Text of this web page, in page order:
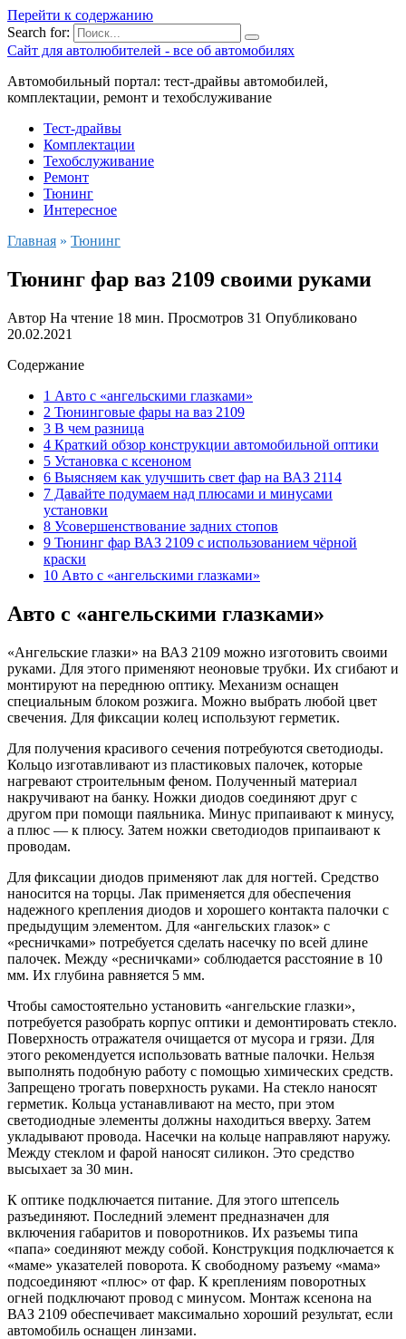
Перейти к содержанию
Search for:
Сайт для автолюбителей - все об автомобилях
Автомобильный портал: тест-драйвы автомобилей,
комплектации, ремонт и техобслуживание
Тест-драйвы
Комплектации
Техобслуживание
Ремонт
Тюнинг
Интересное
Главная » Тюнинг
Тюнинг фар ваз 2109 своими руками
Автор На чтение 18 мин. Просмотров 31 Опубликовано
20.02.2021
Содержание
1 Авто с «ангельскими глазками»
2 Тюнинговые фары на ваз 2109
3 В чем разница
4 Краткий обзор конструкции автомобильной оптики
5 Установка с ксеноном
6 Выясняем как улучшить свет фар на ВАЗ 2114
7 Давайте подумаем над плюсами и минусами
установки
8 Усовершенствование задних стопов
9 Тюнинг фар ВАЗ 2109 с использованием чёрной
краски
10 Авто с «ангельскими глазками»
Авто с «ангельскими глазками»
«Ангельские глазки» на ВАЗ 2109 можно изготовить своими
руками. Для этого применяют неоновые трубки. Их сгибают и
монтируют на переднюю оптику. Механизм оснащен
специальным блоком розжига. Можно выбрать любой цвет
свечения. Для фиксации колец используют герметик.
Для получения красивого сечения потребуются светодиоды.
Кольцо изготавливают из пластиковых палочек, которые
нагревают строительным феном. Полученный материал
накручивают на банку. Ножки диодов соединяют друг с
другом при помощи паяльника. Минус припаивают к минусу,
а плюс — к плюсу. Затем ножки светодиодов припаивают к
проводам.
Для фиксации диодов применяют лак для ногтей. Средство
наносится на торцы. Лак применяется для обеспечения
надежного крепления диодов и хорошего контакта палочки с
предыдущим элементом. Для «ангельских глазок» с
«ресничками» потребуется сделать насечку по всей длине
палочек. Между «ресничками» соблюдается расстояние в 10
мм. Их глубина равняется 5 мм.
Чтобы самостоятельно установить «ангельские глазки»,
потребуется разобрать корпус оптики и демонтировать стекло.
Поверхность отражателя очищается от мусора и грязи. Для
этого рекомендуется использовать ватные палочки. Нельзя
выполнять подобную работу с помощью химических средств.
Запрещено трогать поверхность руками. На стекло наносят
герметик. Кольца устанавливают на место, при этом
светодиодные элементы должны находиться вверху. Затем
укладывают провода. Насечки на кольце направляют наружу.
Между стеклом и фарой наносят силикон. Это средство
высыхает за 30 мин.
К оптике подключается питание. Для этого штепсель
разъединяют. Последний элемент предназначен для
включения габаритов и поворотников. Их разъемы типа
«папа» соединяют между собой. Конструкция подключается к
«маме» указателей поворота. К свободному разъему «мама»
подсоединяют «плюс» от фар. К креплениям поворотных
огней подключают провод с минусом. Монтаж ксенона на
ВАЗ 2109 обеспечивает максимально хороший результат, если
автомобиль оснащен линзами.